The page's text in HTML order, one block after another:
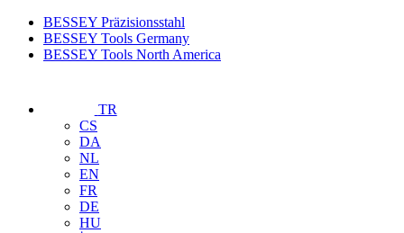
BESSEY Präzisionsstahl
BESSEY Tools Germany
BESSEY Tools North America
TR
CS
DA
NL
EN
FR
DE
HU